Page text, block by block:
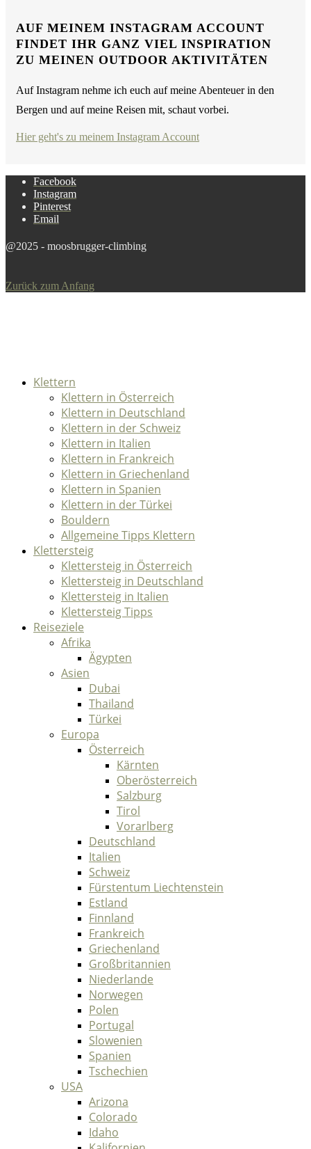
AUF MEINEM INSTAGRAM ACCOUNT
FINDET IHR GANZ VIEL INSPIRATION
ZU MEINEN OUTDOOR AKTIVITÄTEN
Auf Instagram nehme ich euch auf meine Abenteuer in den
Bergen und auf meine Reisen mit, schaut vorbei.
Hier geht's zu meinem Instagram Account
Facebook
Instagram
Pinterest
Email
@2025 - moosbrugger-climbing
Zurück zum Anfang
Klettern
Klettern in Österreich
Klettern in Deutschland
Klettern in der Schweiz
Klettern in Italien
Klettern in Frankreich
Klettern in Griechenland
Klettern in Spanien
Klettern in der Türkei
Bouldern
Allgemeine Tipps Klettern
Klettersteig
Klettersteig in Österreich
Klettersteig in Deutschland
Klettersteig in Italien
Klettersteig Tipps
Reiseziele
Afrika
Ägypten
Asien
Dubai
Thailand
Türkei
Europa
Österreich
Kärnten
Oberösterreich
Salzburg
Tirol
Vorarlberg
Deutschland
Italien
Schweiz
Fürstentum Liechtenstein
Estland
Finnland
Frankreich
Griechenland
Großbritannien
Niederlande
Norwegen
Polen
Portugal
Slowenien
Spanien
Tschechien
USA
Arizona
Colorado
Idaho